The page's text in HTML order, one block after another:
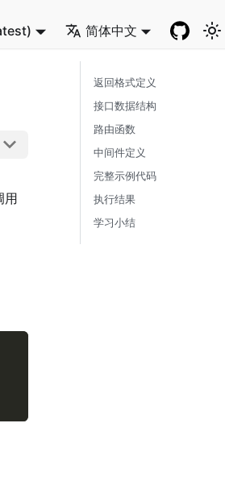
简体中文
用
返回格式定义
接口数据结构
路由函数
中间件定义
完整示例代码
执行结果
学习小结